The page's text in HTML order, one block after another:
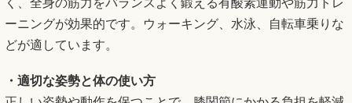
ーニングが効果的です。ウォーキング、水泳、自転車乗りな
どが適しています。
・適切な姿勢と体の使い方